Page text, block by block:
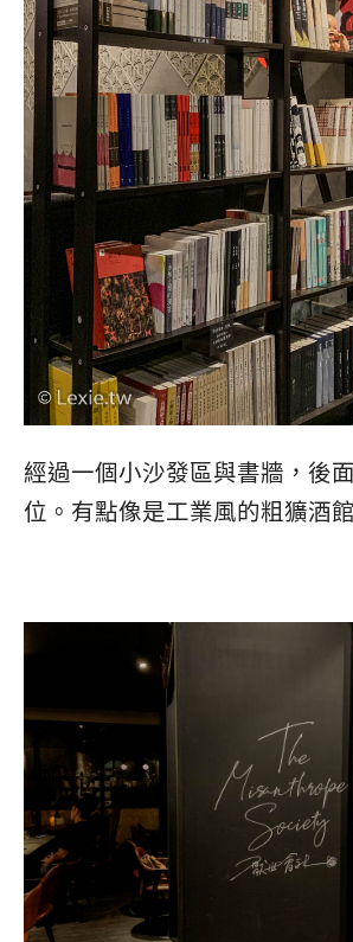
經過一個小沙發區與書牆，後
位。有點像是工業風的粗獷酒